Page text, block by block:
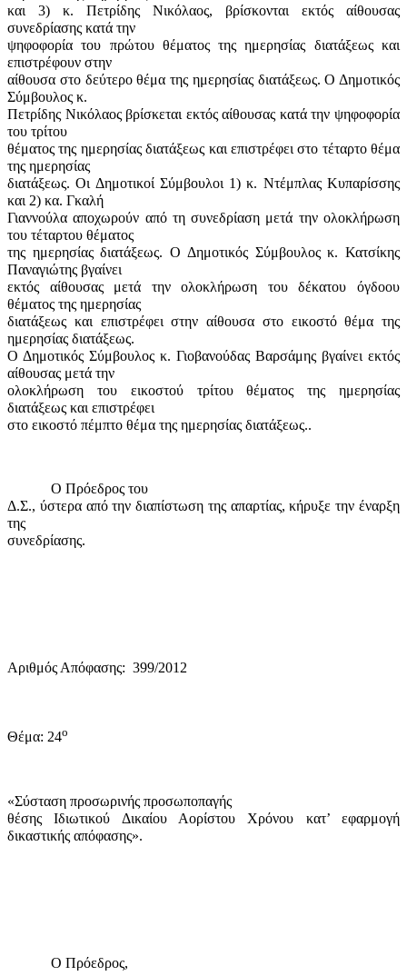
και 3) κ. Πετρίδης Νικόλαος, βρίσκονται εκτός αίθουσας
συνεδρίασης κατά την
ψηφοφορία του πρώτου θέματος της ημερησίας διατάξεως και
επιστρέφουν στην
αίθουσα στο δεύτερο θέμα της ημερησίας διατάξεως. Ο Δημοτικός
Σύμβουλος κ.
Πετρίδης Νικόλαος βρίσκεται εκτός αίθουσας κατά την ψηφοφορία
του τρίτου
θέματος της ημερησίας διατάξεως και επιστρέφει στο τέταρτο θέμα
της ημερησίας
διατάξεως. Οι Δημοτικοί Σύμβουλοι 1) κ. Ντέμπλας Κυπαρίσσης
και 2) κα. Γκαλή
Γιαννούλα αποχωρούν από τη συνεδρίαση μετά την ολοκλήρωση
του τέταρτου θέματος
της ημερησίας διατάξεως. Ο Δημοτικός Σύμβουλος κ. Κατσίκης
Παναγιώτης βγαίνει
εκτός αίθουσας μετά την ολοκλήρωση του δέκατου όγδοου
θέματος της ημερησίας
διατάξεως και επιστρέφει στην αίθουσα στο εικοστό θέμα της
ημερησίας διατάξεως.
Ο Δημοτικός Σύμβουλος κ. Γιοβανούδας Βαρσάμης βγαίνει εκτός
αίθουσας μετά την
ολοκλήρωση του εικοστού τρίτου θέματος της ημερησίας
διατάξεως και επιστρέφει
στο εικοστό πέμπτο θέμα της ημερησίας διατάξεως..
Ο Πρόεδρος του
Δ.Σ., ύστερα από την διαπίστωση της απαρτίας, κήρυξε την έναρξη
της
συνεδρίασης.
Αριθμός Απόφασης: 399/2012
Θέμα: 24ο
«Σύσταση προσωρινής προσωποπαγής
θέσης Ιδιωτικού Δικαίου Αορίστου Χρόνου κατ’ εφαρμογή
δικαστικής απόφασης».
Ο Πρόεδρος,